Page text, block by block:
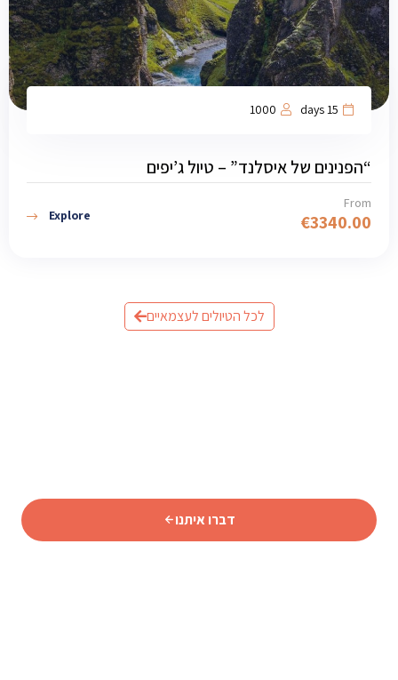
15 days
1000
“הפנינים של איסלנד” – טיול ג’יפים
From
€3340.00
Explore
לכל הטיולים לעצמאיים
דברו איתנו